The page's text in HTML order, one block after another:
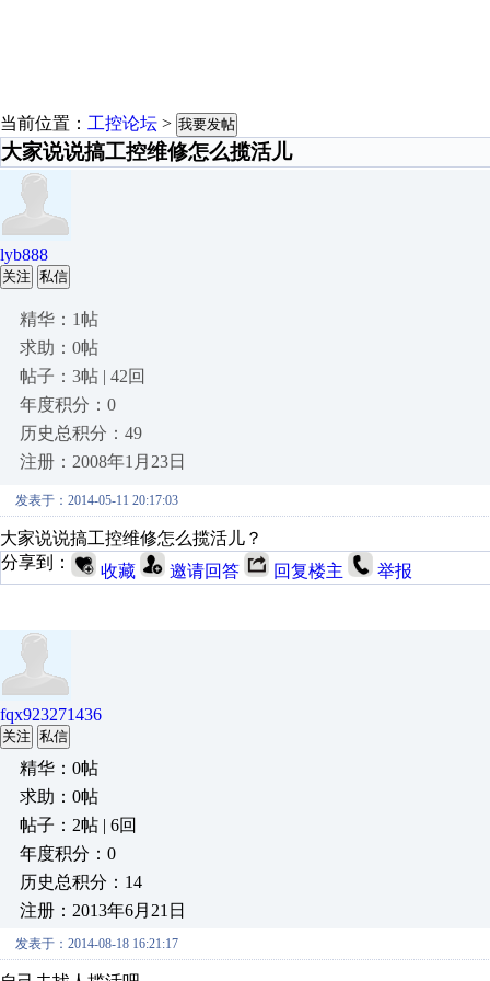
当前位置： 工控论坛 > 我要发帖
大家说说搞工控维修怎么揽活儿
lyb888
关注 私信
精华：1帖
求助：0帖
帖子：3帖 | 42回
年度积分：0
历史总积分：49
注册：2008年1月23日
发表于：2014-05-11 20:17:03
大家说说搞工控维修怎么揽活儿？
分享到：
收藏 邀请回答 回复楼主 举报
fqx923271436
关注 私信
精华：0帖
求助：0帖
帖子：2帖 | 6回
年度积分：0
历史总积分：14
注册：2013年6月21日
发表于：2014-08-18 16:21:17